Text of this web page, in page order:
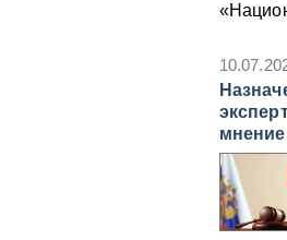
мнение